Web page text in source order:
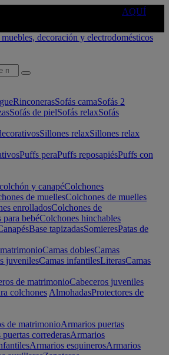
AQUÍ
RinconerasSofás camaSofás 2
Sofás de pielSofás relaxSofás
Sillones relaxSillones relax
Puffs peraPuffs reposapiésPuffs con
y canapéColchones
de muellesColchones de muelles
enrolladosColchones de
para bebéColchones hinchables
Base tapizadasSomieresPatas de
Camas doblesCamas
juvenilesCamas infantilesLiterasCamas
de matrimonioCabeceros juveniles
colchones AlmohadasProtectores de
de matrimonioArmarios puertas
correderasArmarios
Armarios esquinerosArmarios